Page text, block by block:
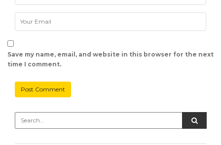
Save my name, email, and website in this browser for the next
time I comment.